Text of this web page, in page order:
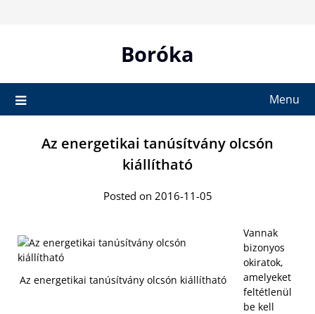
Boróka
Menu
Az energetikai tanúsítvány olcsón
kiállítható
Posted on 2016-11-05
Az energetikai tanúsítvány olcsón kiállítható
Vannak
bizonyos
okiratok,
amelyeket
feltétlenül
be kell